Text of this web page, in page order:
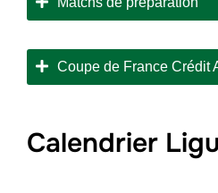
Coupe de France Crédit
Calendrier